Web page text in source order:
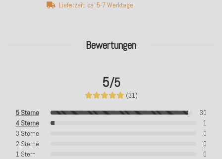
Bewertungen
5/5
(31)
5 Sterne
30
4 Sterne
1
3 Sterne
0
2 Sterne
0
1 Stern
0
Lieferzeit: ca. 5-7 Werktage